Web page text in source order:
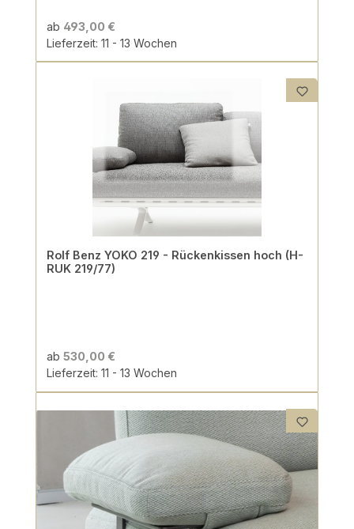
ab 493,00 €
Lieferzeit: 11 - 13 Wochen
Rolf Benz YOKO 219 - Rückenkissen hoch (H-
RUK 219/77)
ab 530,00 €
Lieferzeit: 11 - 13 Wochen